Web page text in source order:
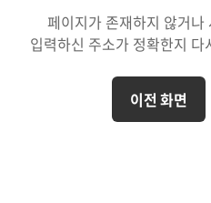
페이지가 존재하지 않거
입력하신 주소가 정확한지
이전 화면